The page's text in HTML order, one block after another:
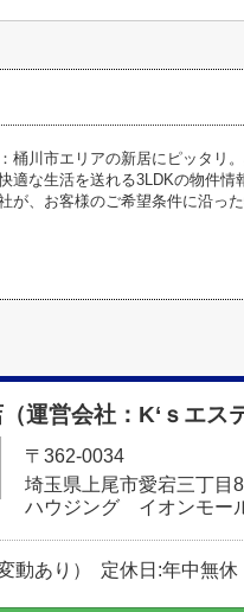
桶川市エリアの新居にピッタリ
適な生活を送れる3LDKの物件
が、お客様のご希望条件に沿っ
営会社：K‘ｓエス
〒362-0034
埼玉県上尾市愛宕三丁
ハウジング イオンモー
動あり） 定休日:年中無休